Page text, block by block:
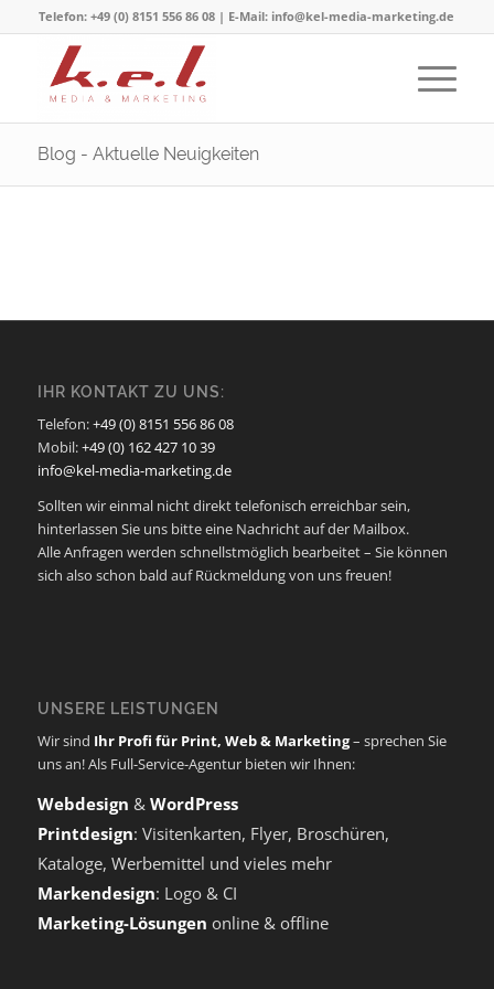
Telefon: +49 (0) 8151 556 86 08 | E-Mail: info@kel-media-marketing.de
Blog - Aktuelle Neuigkeiten
IHR KONTAKT ZU UNS:
Telefon:+49 (0) 8151 556 86 08
Mobil:+49 (0) 162 427 10 39
info@kel-media-marketing.de
Sollten wir einmal nicht direkt telefonisch erreichbar sein,
hinterlassen Sie uns bitte eine Nachricht auf der Mailbox.
Alle Anfragen werden schnellstmöglich bearbeitet – Sie können
sich also schon bald auf Rückmeldung von uns freuen!
UNSERE LEISTUNGEN
Wir sind Ihr Profi für Print, Web & Marketing– sprechen Sie
uns an! Als Full-Service-Agentur bieten wir Ihnen:
Webdesign & WordPress
Printdesign: Visitenkarten, Flyer, Broschüren,
Kataloge, Werbemittel und vieles mehr
Markendesign: Logo & CI
Marketing-Lösungen online & offline